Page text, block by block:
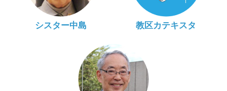
シスター中島 教区カテキスタ